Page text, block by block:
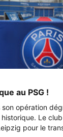
au PSG !
opération
Le
pour le